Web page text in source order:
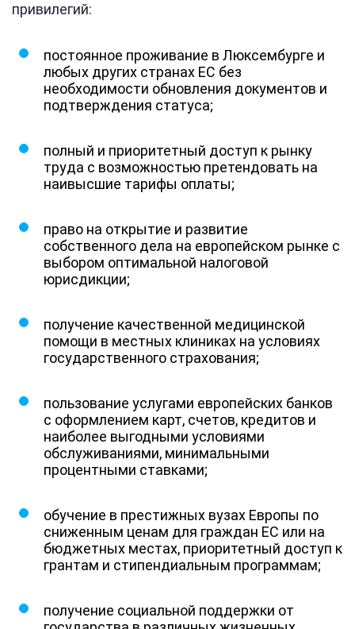
привилегий:
постоянное проживание в Люксембурге и
любых других странах ЕС без
необходимости обновления документов и
подтверждения статуса;
полный и приоритетный доступ к рынку
труда с возможностью претендовать на
наивысшие тарифы оплаты;
право на открытие и развитие
собственного дела на европейском рынке с
выбором оптимальной налоговой
юрисдикции;
получение качественной медицинской
помощи в местных клиниках на условиях
государственного страхования;
пользование услугами европейских банков
с оформлением карт, счетов, кредитов и
наиболее выгодными условиями
обслуживаниями, минимальными
процентными ставками;
обучение в престижных вузах Европы по
сниженным ценам для граждан ЕС или на
бюджетных местах, приоритетный доступ к
грантам и стипендиальным программам;
получение социальной поддержки от